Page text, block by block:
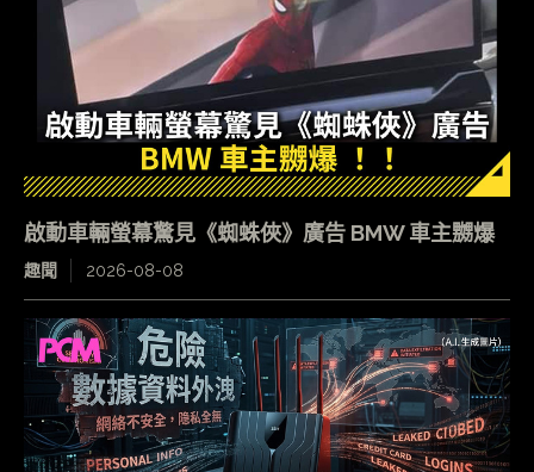
啟動車輛螢幕驚見《蜘蛛俠》廣告 BMW 車主嬲爆
趣聞 2026-08-08